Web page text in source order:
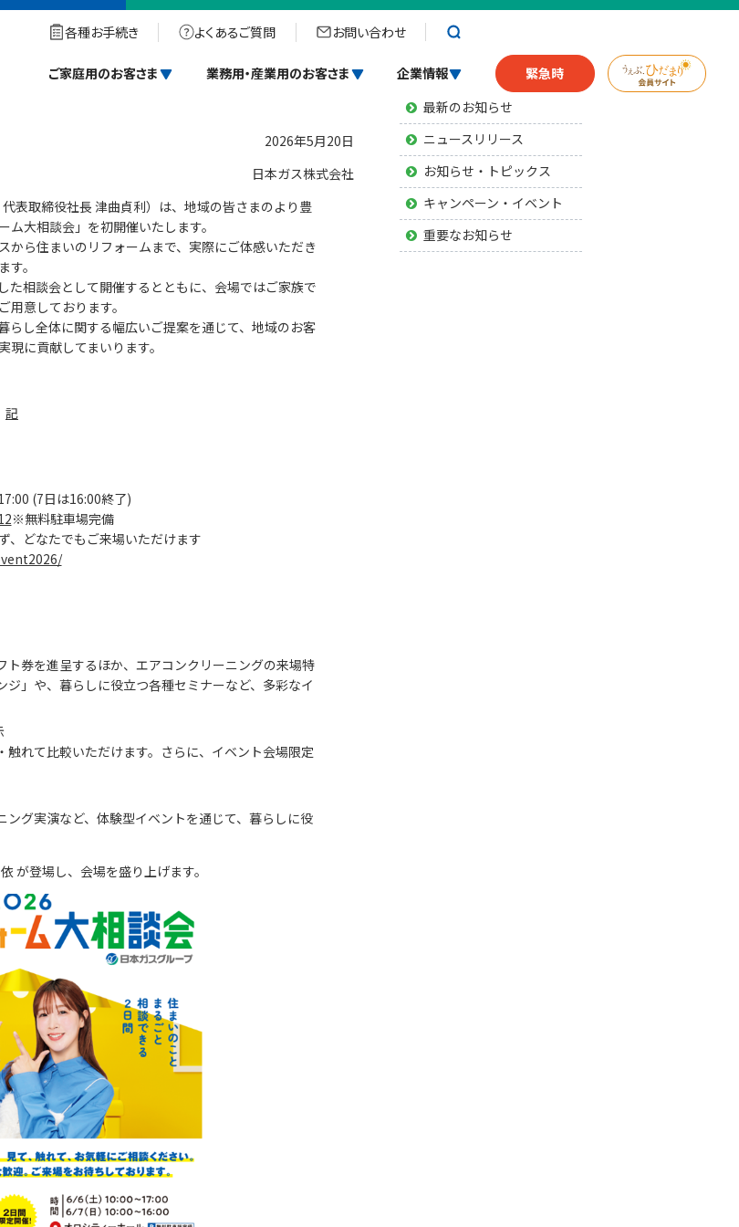
各種お手続き よくあるご質問 お問い合わせ
ご家庭用のお客さま 業務用・産業用のお客さま 企業情報 緊急時
いて
2026年5月20日
日本ガス株式会社
取締役社長 津曲貞利）は、地域の皆さまのより豊
大相談会」を初開催いたします。
ら住まいのリフォームまで、実際にご体感いただき
。
相談会として開催するとともに、会場ではご家族で
意しております。
し全体に関する幅広いご提案を通じて、地域のお客
に貢献してまいります。
記
(7日は16:00終了)
※無料駐車場完備
なたでもご来場いただけます
券を進呈するほか、エアコンクリーニングの来場特
」や、暮らしに役立つ各種セミナーなど、多彩なイ
れて比較いただけます。さらに、イベント会場限定
グ実演など、体験型イベントを通じて、暮らしに役
が登場し、会場を盛り上げます。
お知らせ
最新のお知らせ
ニュースリリース
お知らせ・トピックス
キャンペーン・イベント
重要なお知らせ